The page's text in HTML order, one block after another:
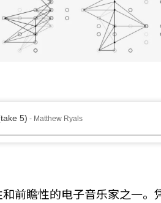
前瞻性的电子音乐家之一。